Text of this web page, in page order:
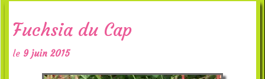
Fuchsia du Cap
le 9 juin 2015